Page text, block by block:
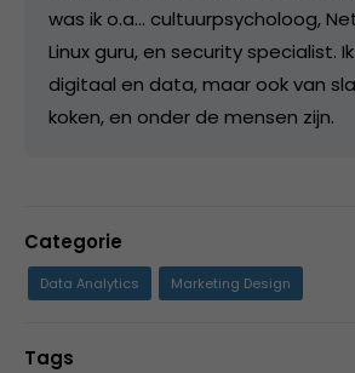
was ik o.a... cultuurpsycholoog,
Linux guru, en security specialist.
digitaal en data, maar ook van
koken, en onder de mensen zijn.
Categorie
Data Analytics Marketing Design
Tags